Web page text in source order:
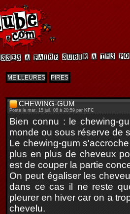
MEILLEURES PIRES
CHEWING-GUM
Posté le mar. 15 juil. 08 à 20:59 par KFC
Bien connu : le chewing-
monde ou sous réserve de
Le chewing-gum
plus en plus de cheveux
est de couper la partie
On peut égaliser les
dans ce cas il ne reste
pleurer en hiver car on a
chevelu.